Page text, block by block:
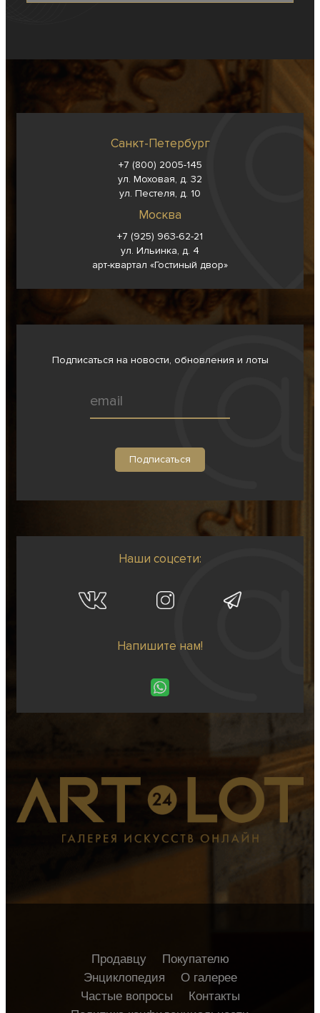
Санкт-Петербург
+7 (800) 2005-145
ул. Моховая, д. 32
ул. Пестеля, д. 10
Москва
+7 (925) 963-62-21
ул. Ильинка, д. 4
арт-квартал «Гостиный двор»
Подписаться на новости, обновления и лоты
Наши соцсети:
Напишите нам!
Продавцу
Покупателю
Энциклопедия
О галерее
Частые вопросы
Контакты